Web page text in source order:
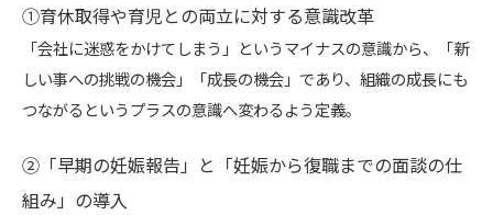
①育休取得や育児との両立に対する意識改革
「会社に迷惑をかけてしまう」というマイナスの意識から、「新
しい事への挑戦の機会」「成長の機会」であり、組織の成長にも
つながるというプラスの意識へ変わるよう定義。
②「早期の妊娠報告」と「妊娠から復職までの面談の仕
組み」の導入